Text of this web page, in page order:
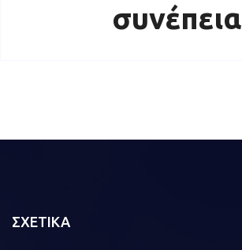
συνέπεια
ΣΧΕΤΙΚΑ